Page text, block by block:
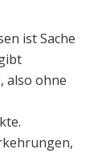
ist Sache
also ohne